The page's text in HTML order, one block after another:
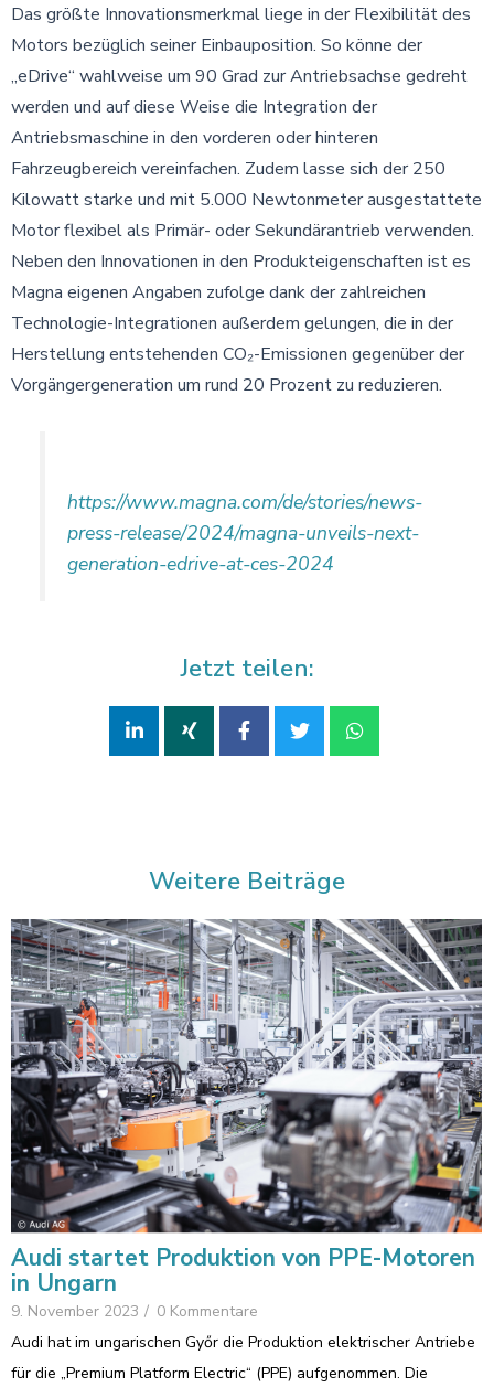
Das größte Innovationsmerkmal liege in der Flexibilität des
Motors bezüglich seiner Einbauposition. So könne der
„eDrive“ wahlweise um 90 Grad zur Antriebsachse gedreht
werden und auf diese Weise die Integration der
Antriebsmaschine in den vorderen oder hinteren
Fahrzeugbereich vereinfachen. Zudem lasse sich der 250
Kilowatt starke und mit 5.000 Newtonmeter ausgestattete
Motor flexibel als Primär- oder Sekundärantrieb verwenden.
Neben den Innovationen in den Produkteigenschaften ist es
Magna eigenen Angaben zufolge dank der zahlreichen
Technologie-Integrationen außerdem gelungen, die in der
Herstellung entstehenden CO₂-Emissionen gegenüber der
Vorgängergeneration um rund 20 Prozent zu reduzieren.
https://www.magna.com/de/stories/news-
press-release/2024/magna-unveils-next-
generation-edrive-at-ces-2024
Jetzt teilen:
Weitere Beiträge
Audi startet Produktion von PPE-Motoren
in Ungarn
9. November 2023 / 0 Kommentare
Audi hat im ungarischen Győr die Produktion elektrischer Antriebe
für die „Premium Platform Electric“ (PPE) aufgenommen. Die